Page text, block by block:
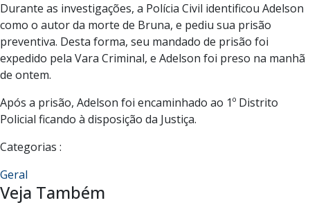
Durante as investigações, a Polícia Civil identificou Adelson
como o autor da morte de Bruna, e pediu sua prisão
preventiva. Desta forma, seu mandado de prisão foi
expedido pela Vara Criminal, e Adelson foi preso na manhã
de ontem.
Após a prisão, Adelson foi encaminhado ao 1º Distrito
Policial ficando à disposição da Justiça.
Categorias :
Geral
Veja Também